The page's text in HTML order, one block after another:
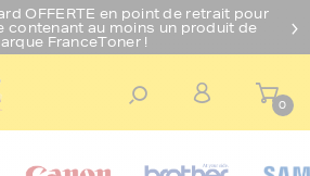
OFFERTE en point de retrait pour
contenant au moins un produit de
FranceToner !
0